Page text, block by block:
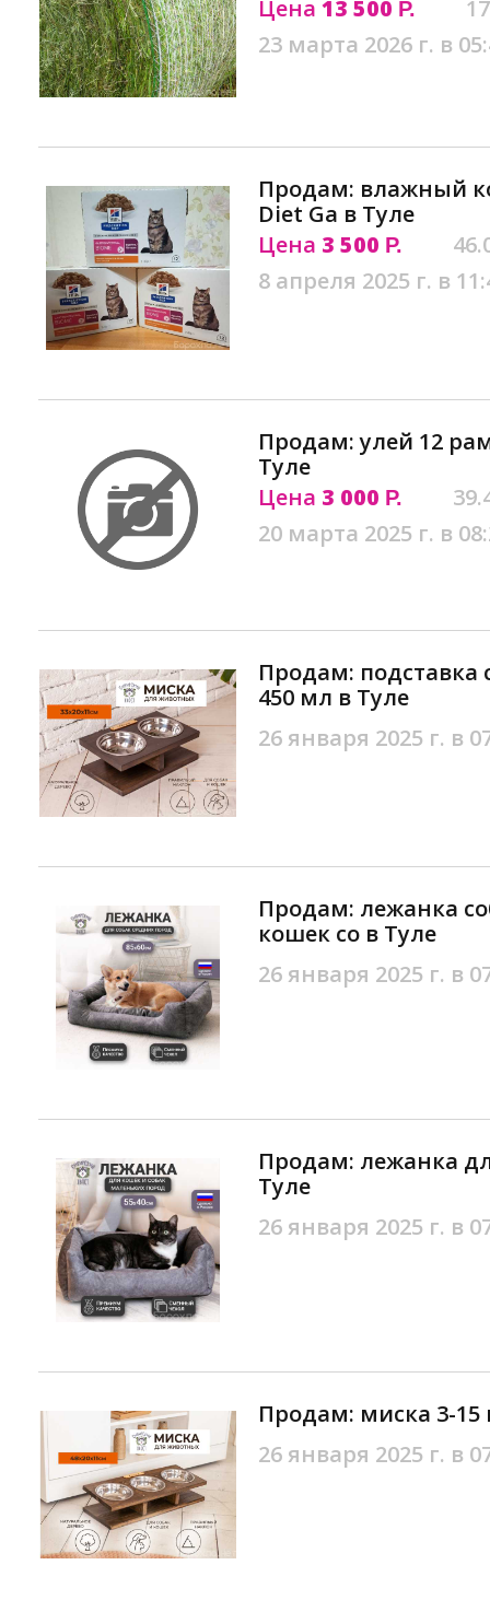
Цена 13 500 Р.
23 марта 2026 г. в
Продам: влажный
Diet Ga в Туле
Цена 3 500 Р.
8 апреля 2025 г. в
Продам: улей 12
Туле
Цена 3 000 Р.
20 марта 2025 г. в
Продам: подставка
450 мл в Туле
26 января 2025 г. в
Продам: лежанка
кошек со в Туле
26 января 2025 г. в
Продам: лежанка
Туле
26 января 2025 г. в
Продам: миска 3-15
26 января 2025 г. в